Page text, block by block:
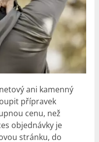
ani kamenný
přípravek
cenu, než
objednávky je
stránku, do